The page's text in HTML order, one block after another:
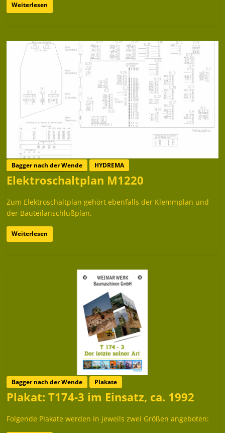
Weiterlesen
Bagger nach der Wende HYDREMA
Elektroschaltplan M1220
Zum Elektroschaltplan gehört ebenfalls der Klemmplan und
der Bauteilanschlußplan.
Weiterlesen
Bagger nach der Wende Plakate
Plakat: T174-3 im Einsatz, ca. 1992
Folgende Plakate werden in jeweils zwei Größen angeboten: